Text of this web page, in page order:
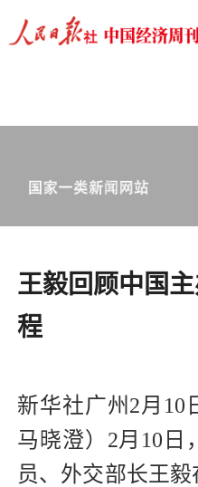
王毅回顾中国
程
新华社广州2月10
马晓澄）2月10日
员、外交部长王